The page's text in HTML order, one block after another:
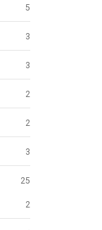
5
3
3
2
2
3
25
2